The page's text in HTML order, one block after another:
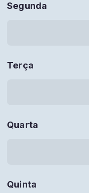
Segunda
Terça
Quarta
Quinta